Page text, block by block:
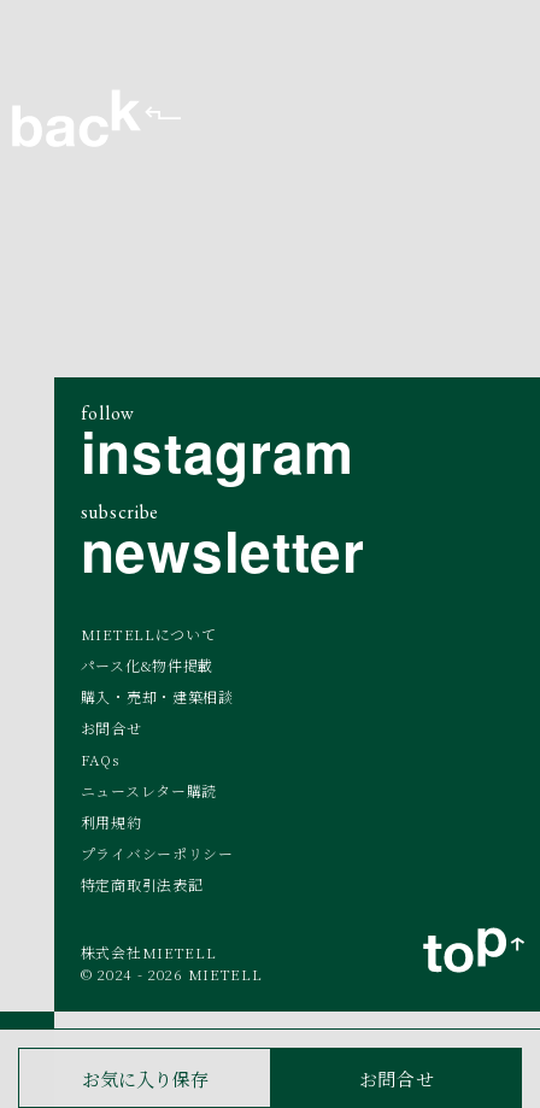
お問合せ
お気に入り保存
follow
instagram
subscribe
newsletter
MIETELLについて
パース化&物件掲載
購入・売却・建築相談
お問合せ
FAQs
ニュースレター購読
利用規約
プライバシーポリシー
特定商取引法表記
株式会社MIETELL
© 2024 - 2026 MIETELL